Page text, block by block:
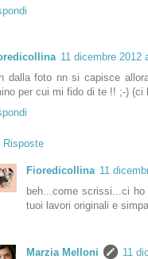
11 dicembre 2012
dalla foto nn si capisce
per cui mi fido di te !! ;-) (ci
Risposte
Fioredicollina 11
beh...come scrissi...ci
tuoi lavori originali e
Marzia Melloni
11